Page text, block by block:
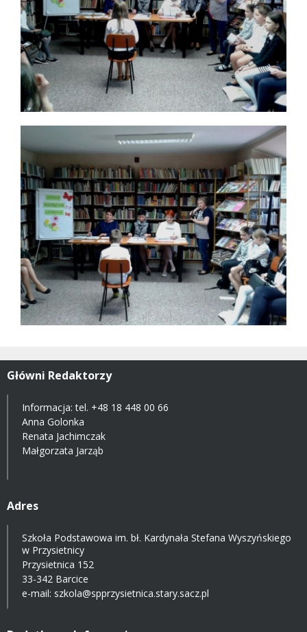
Główni Redaktorzy
Informacja: tel. +48 18 448 00 66
Anna Golonka
Renata Jachimczak
Małgorzata Jarząb
Adres
Szkoła Podstawowa im. bł. Kardynała Stefana Wyszyńskiego
w Przysietnicy
Przysietnica 152
33-342 Barcice
e-mail: szkola@spprzysietnica.stary.sacz.pl